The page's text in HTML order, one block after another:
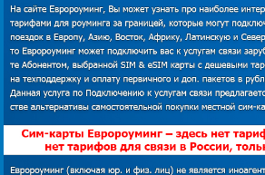
делал именно так.
вы найдете
линиями, которая
бесплатной. Когда
место желтое,
машинам строго